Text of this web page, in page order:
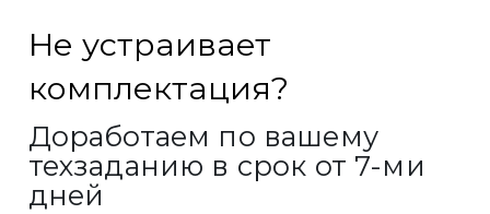
Не устраивает
комплектация?
Доработаем по вашему
техзаданию в срок от 7-ми
дней